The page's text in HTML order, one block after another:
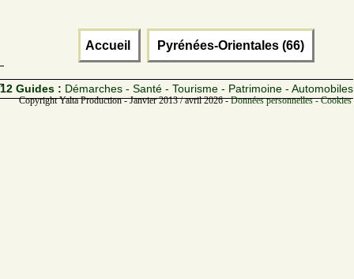
Accueil Pyrénées-Orientales (66)
12 Guides : Démarches - Santé - Tourisme - Patrimoine - Automobiles
Copyright Yalta Production - Janvier 2013 / avril 2026 -Données personnelles -